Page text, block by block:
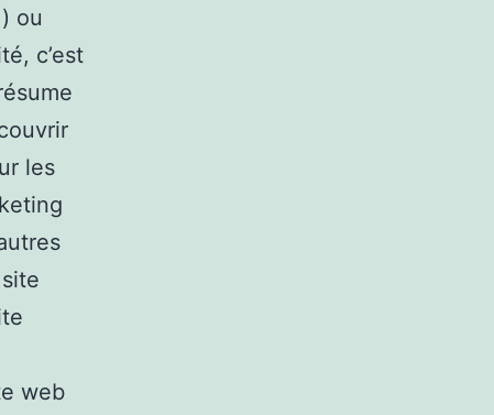
ou
c’est
les
web